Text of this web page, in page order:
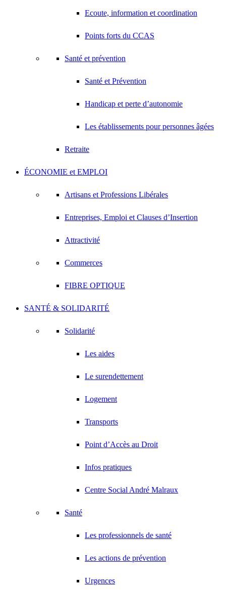
Ecoute, information et coordination
Points forts du CCAS
Santé et prévention
Santé et Prévention
Handicap et perte d’autonomie
Les établissements pour personnes âgées
Retraite
ÉCONOMIE et EMPLOI
Artisans et Professions Libérales
Entreprises, Emploi et Clauses d’Insertion
Attractivité
Commerces
FIBRE OPTIQUE
SANTÉ & SOLIDARITÉ
Solidarité
Les aides
Le surendettement
Logement
Transports
Point d’Accès au Droit
Infos pratiques
Centre Social André Malraux
Santé
Les professionnels de santé
Les actions de prévention
Urgences